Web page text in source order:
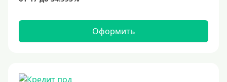
Оформить